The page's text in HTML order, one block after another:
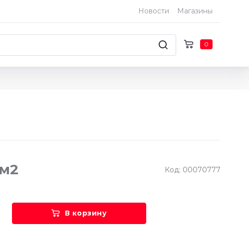
Новости Магазины
0
Код: 00070777
В корзину